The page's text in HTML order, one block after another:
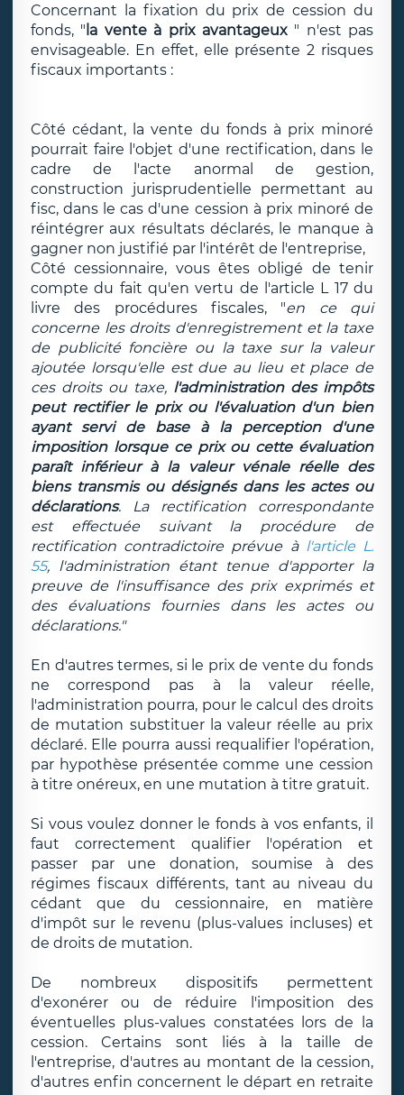
Concernant la fixation du prix de cession du
fonds, " la vente à prix avantageux" n'est pas
envisageable. En effet, elle présente 2 risques
fiscaux importants :
Côté cédant, la vente du fonds à prix minoré
pourrait faire l'objet d'une rectification, dans le
cadre de l'acte anormal de gestion,
construction jurisprudentielle permettant au
fisc, dans le cas d'une cession à prix minoré de
réintégrer aux résultats déclarés, le manque à
gagner non justifié par l'intérêt de l'entreprise,
Côté cessionnaire, vous êtes obligé de tenir
compte du fait qu'en vertu de l'article L 17 du
livre des procédures fiscales, "en ce qui
concerne les droits d'enregistrement et la taxe
de publicité foncière ou la taxe sur la valeur
ajoutée lorsqu'elle est due au lieu et place de
ces droits ou taxe, l'administration des impôts
peut rectifier le prix ou l'évaluation d'un bien
ayant servi de base à la perception d'une
imposition lorsque ce prix ou cette évaluation
paraît inférieur à la valeur vénale réelle des
biens transmis ou désignés dans les actes ou
déclarations. La rectification correspondante
est effectuée suivant la procédure de
rectification contradictoire prévue à l'article L.
55, l'administration étant tenue d'apporter la
preuve de l'insuffisance des prix exprimés et
des évaluations fournies dans les actes ou
déclarations."
En d'autres termes, si le prix de vente du fonds
ne correspond pas à la valeur réelle,
l'administration pourra, pour le calcul des droits
de mutation substituer la valeur réelle au prix
déclaré. Elle pourra aussi requalifier l'opération,
par hypothèse présentée comme une cession
à titre onéreux, en une mutation à titre gratuit.
Si vous voulez donner le fonds à vos enfants, il
faut correctement qualifier l'opération et
passer par une donation, soumise à des
régimes fiscaux différents, tant au niveau du
cédant que du cessionnaire, en matière
d'impôt sur le revenu (plus-values incluses) et
de droits de mutation.
De nombreux dispositifs permettent
d'exonérer ou de réduire l'imposition des
éventuelles plus-values constatées lors de la
cession. Certains sont liés à la taille de
l'entreprise, d'autres au montant de la cession,
d'autres enfin concernent le départ en retraite